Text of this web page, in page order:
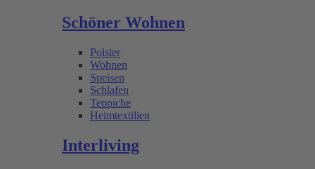
Schöner Wohnen
Polster
Wohnen
Speisen
Schlafen
Teppiche
Heimtextilien
Interliving